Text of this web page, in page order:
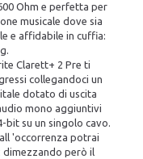
Ohm e perfetta per
musicale dove sia
e affidabile in cuffia:
Clarett+ 2 Pre ti
collegandoci un
dotato di uscita
mono aggiuntivi
bit su un singolo cavo.
'occorrenza potrai
dimezzando però il